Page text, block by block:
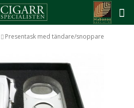
Presentask med tändare/snoppare